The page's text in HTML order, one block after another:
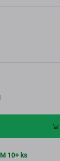
10+ ks